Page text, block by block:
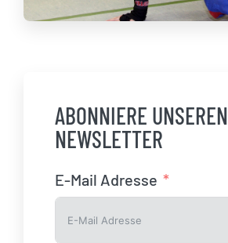
ABONNIERE UNSEREN
NEWSLETTER
E-Mail Adresse